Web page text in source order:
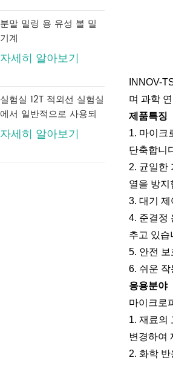
INNOV-
며 과학
제품특징
1. 마이크
단축합니
2. 균일한
열을 방지
3. 대기
4. 준결정
추고 있습
5. 안전
6. 쉬운
응용분야
마이크로
1. 재료의
변경하여
2. 화학
분말 밀링 용 유성 볼 밀
기계
자세히 알아보기
실험실 12T 적외선 실험실
에서 일반적으로 사용되
는 디지털 압력 게이지가
있는 수동 유압 프레스
자세히 알아보기